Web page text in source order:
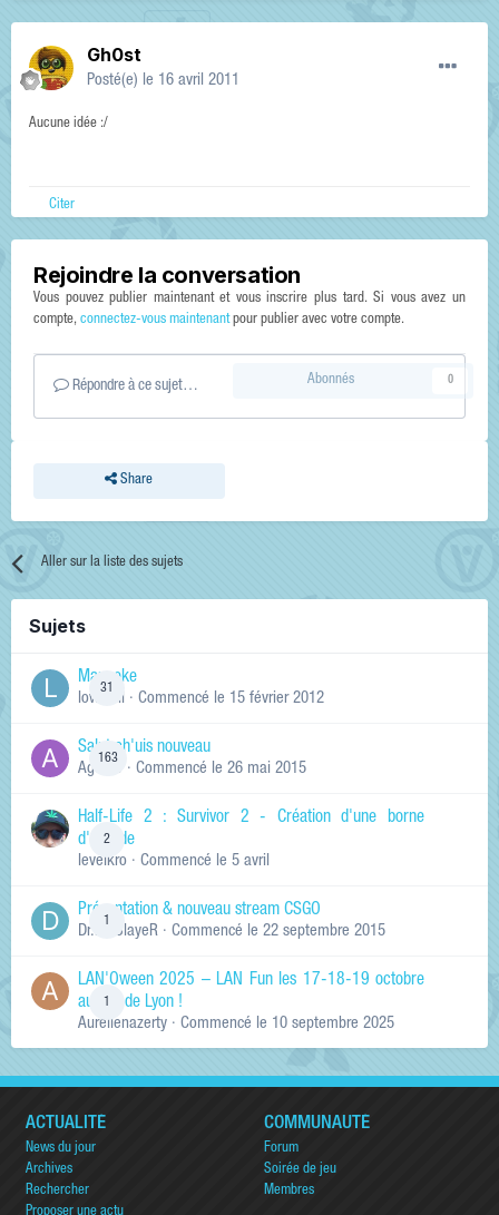
Gh0st
Posté(e) le 16 avril 2011
Aucune idée :/
Citer
Rejoindre la conversation
Vous pouvez publier maintenant et vous inscrire plus tard. Si vous avez un
compte, connectez-vous maintenantpour publier avec votre compte.
Répondre à ce sujet…
Share
Abonnés 0
Aller sur la liste des sujets
Sujets
31
Manneke
lowskill · Commencé le 15 février 2012
163
Salut ch'uis nouveau
Ag0Nie · Commencé le 26 mai 2015
2
Half-Life 2 : Survivor 2 - Création d'une borne
d'arcade
levelkro · Commencé le 5 avril
1
Présentation & nouveau stream CSGO
Dr.KinSlayeR · Commencé le 22 septembre 2015
1
LAN'Oween 2025 – LAN Fun les 17-18-19 octobre
au sud de Lyon !
Aurelienazerty · Commencé le 10 septembre 2025
ACTUALITÉ
News du jour
Archives
Rechercher
Proposer une actu
COMMUNAUTÉ
Forum
Soirée de jeu
Membres